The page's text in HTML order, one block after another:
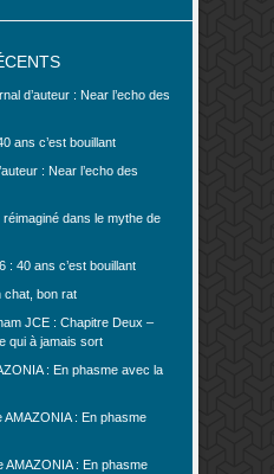
d’auteur : Near l’echo des
ans c’est bouillant
: Near l’echo des
dans le mythe de
: 40 ans c’est bouillant
chat, bon rat
JCE : Chapitre Deux –
qui à jamais sort
: En phasme avec la
AMAZONIA : En phasme
AMAZONIA : En phasme